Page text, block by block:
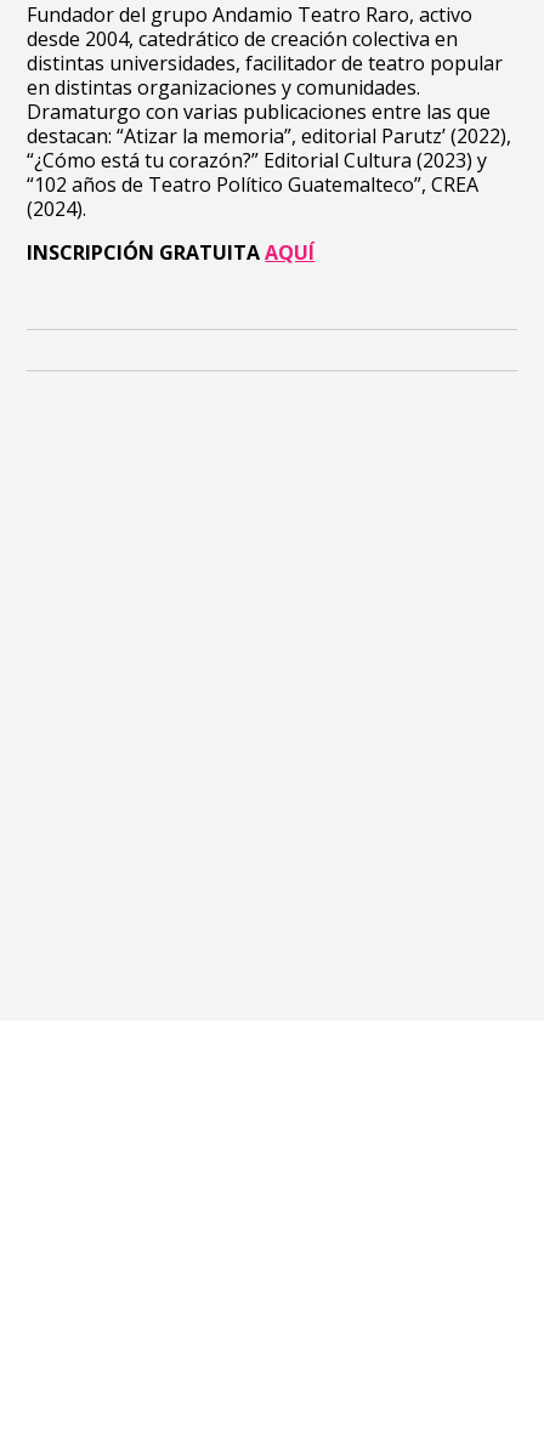
Fundador del grupo Andamio Teatro Raro, activo
desde 2004, catedrático de creación colectiva en
distintas universidades, facilitador de teatro popular
en distintas organizaciones y comunidades.
Dramaturgo con varias publicaciones entre las que
destacan: “Atizar la memoria”, editorial Parutz’ (2022),
“¿Cómo está tu corazón?” Editorial Cultura (2023) y
“102 años de Teatro Político Guatemalteco”, CREA
(2024).
INSCRIPCIÓN GRATUITAAQUÍ